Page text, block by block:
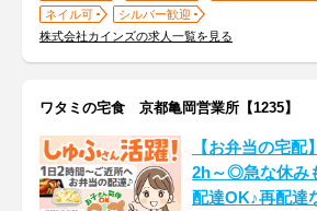
ネイル可
シルバー歓迎
株式会社カインズの求人一覧を見る
ワタミの宅食 京都亀岡営業所【1235】
【お弁当の宅配
2h～◎急な休み
配達OK♪再配達